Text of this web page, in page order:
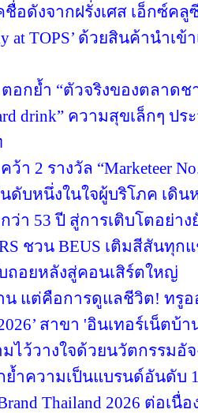
อดังจากฝรั่งเศส เอ็กซ์ค
at TOPS’ ด้วยสินค้านำ
ตอกย้ำ “ตัวจริงของตลาด
drink” ความสุขเล็กๆ ป
ว้า 2 รางวัล “Marketeer
ดับหนึ่งในใจผู้บริโภค เดิ
ว่า 53 ปี สู่การเติบโตอย่าง
ชวน BEUS เติมสีสันทุก
ถอยหลังสู่คอนเสิร์ตใหญ่
น แต่คือการดูแลชีวิต! ทรูอ
สาขา 'อินเทอร์เน็ตบ้
ไว้วางใจด้วยนวัตกรรมอั
ย้ำความเป็นแบรนด์อันดับ
Thailand 2026 ต่อเนื่